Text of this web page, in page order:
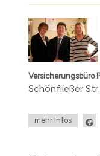
Versicherungsbüro
Schönfließer
mehr Infos